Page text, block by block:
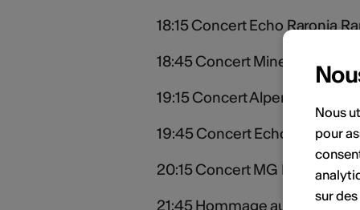
18:15 Concert Echo Raronia
18:45 Concert Minerva Ferden
19:15 Concert Alpenglühn
19:45 Concert Echo der
20:15 Concert MG
21:45 Hommage aux
Nous
pour
sur